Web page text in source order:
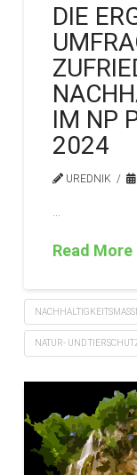
DIE
M NP
024
UREDNIK
Read More
NATUR- UND